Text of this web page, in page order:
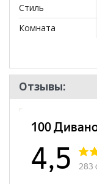
Стиль
Комната
Отзывы: